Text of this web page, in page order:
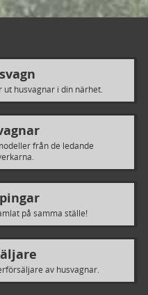
husvagnar i din närhet.
från de ledande
på samma ställe!
av husvagnar.